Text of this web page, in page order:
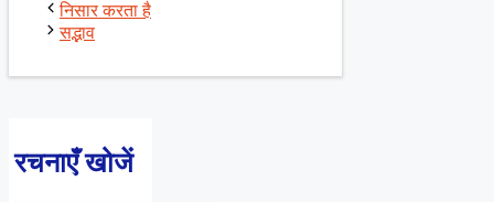
निसार करता है
सद्भाव
रचनाएँ खोजें